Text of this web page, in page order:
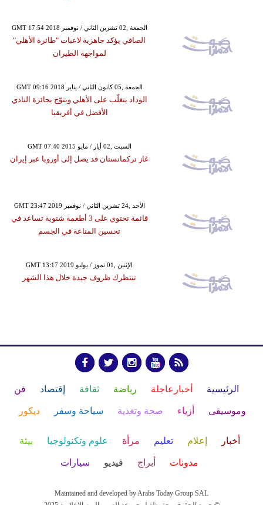
GMT 17:54 2018 الجمعة ,02 تشرين الثاني / نوفمبر
الصافي يؤكد جاهزية لاعبات "طائرة الأهلي"
لمواجهة الطيران
GMT 09:16 2018 الجمعة ,05 كانون الثاني / يناير
الوداد يتغلّب على الأهلي ويتوّج بجائزة النادي
الأفضل في أفريقيا
GMT 07:40 2015 السبت ,02 أيار / مايو
غاز تركمانستان قد يصل إلى أوروبا عبر إيران
GMT 23:47 2019 الأحد ,24 تشرين الثاني / نوفمبر
قائمة تحتوي على 3 أطعمة شتوية تساعد في
تحسين المناعة في الجسم
GMT 13:17 2019 الإثنين ,01 تموز / يوليو
تنتظرك ظروف جيدة خلال هذا الشهر
الرئيسية أخبارعاجلة رياضة ثقافة إقتصاد فن
وموسيقى أزياء صحة وتغذية سياحة وسفر ديكور
أخبار إعلام تعليم مرأة علوم وتكنولوجيا بيئة
مدونات أبراج فيديو سيارات
Maintained and developed by Arabs Today Group SAL